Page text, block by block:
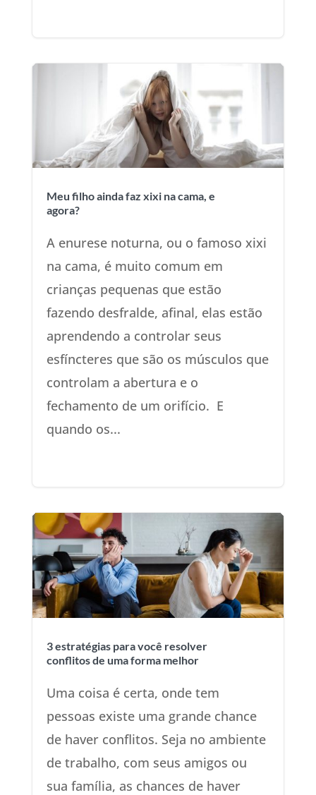
Meu filho ainda faz xixi na cama, e
agora?
A enurese noturna, ou o famoso xixi
na cama, é muito comum em
crianças pequenas que estão
fazendo desfralde, afinal, elas estão
aprendendo a controlar seus
esfíncteres que são os músculos que
controlam a abertura e o
fechamento de um orifício. E
quando os...
3 estratégias para você resolver
conflitos de uma forma melhor
Uma coisa é certa, onde tem
pessoas existe uma grande chance
de haver conflitos. Seja no ambiente
de trabalho, com seus amigos ou
sua família, as chances de haver